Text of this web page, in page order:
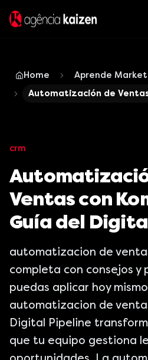
Home
Aprende
Automatización de
crm
Ventas con
Guía del
automatizacion de
completa con consejos y
puedas aplicar hoy
automatizacion de
Digital Pipeline
que tu equipo gestiona